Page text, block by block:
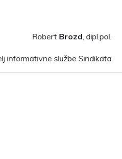
Robert Brozd, dipl.pol.
informativne službe Sindikata